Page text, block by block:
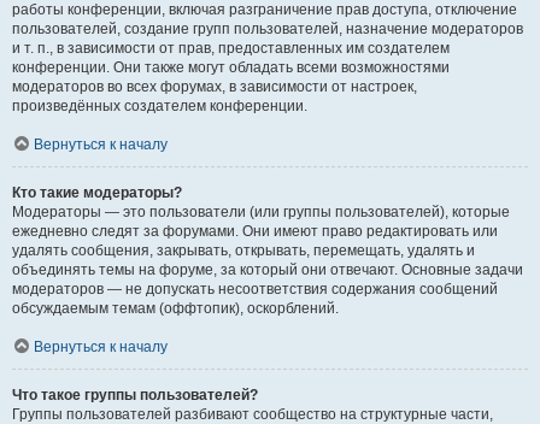
работы конференции, включая разграничение прав доступа, отключение
пользователей, создание групп пользователей, назначение модераторов
и т. п., в зависимости от прав, предоставленных им создателем
конференции. Они также могут обладать всеми возможностями
модераторов во всех форумах, в зависимости от настроек,
произведённых создателем конференции.
Вернуться к началу
Кто такие модераторы?
Модераторы — это пользователи (или группы пользователей), которые
ежедневно следят за форумами. Они имеют право редактировать или
удалять сообщения, закрывать, открывать, перемещать, удалять и
объединять темы на форуме, за который они отвечают. Основные задачи
модераторов — не допускать несоответствия содержания сообщений
обсуждаемым темам (оффтопик), оскорблений.
Вернуться к началу
Что такое группы пользователей?
Группы пользователей разбивают сообщество на структурные части,